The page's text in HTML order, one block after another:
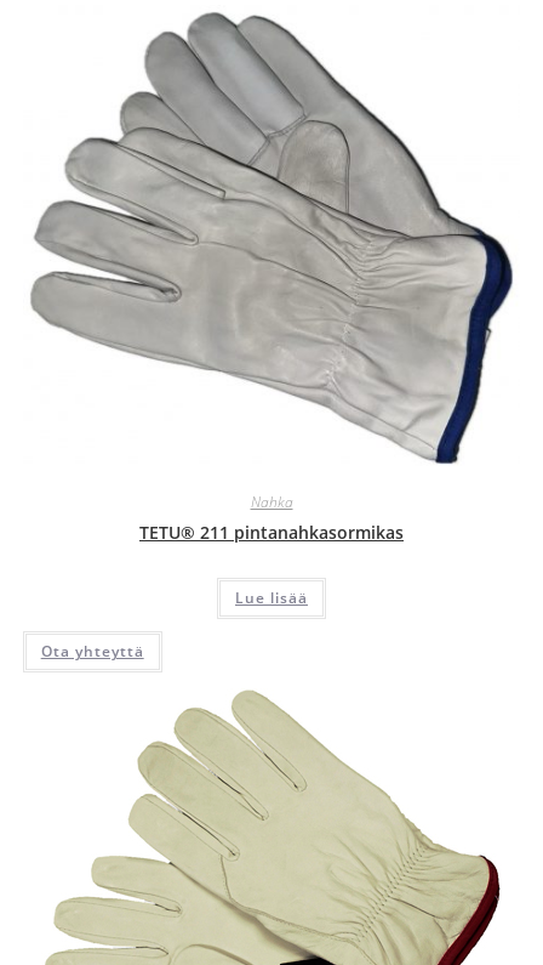
Nahka
TETU® 211 pintanahkasormikas
Lue lisää
Ota yhteyttä